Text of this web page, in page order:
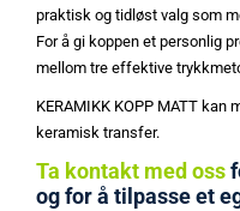
praktisk og tidløst valg som
For å gi koppen et personlig
mellom tre effektive
KERAMIKK KOPP MATT
keramisk transfer.
Ta kontakt med oss
og for å tilpasse et